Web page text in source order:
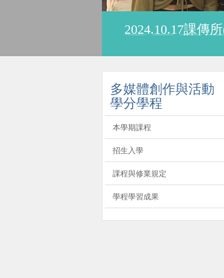
2024.10.17課傳
多媒體創作與活動
學分學程
本學期課程
招生入學
課程與修業規定
學程學習成果